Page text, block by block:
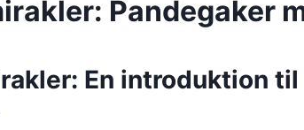
Pandegaker
En introduktion